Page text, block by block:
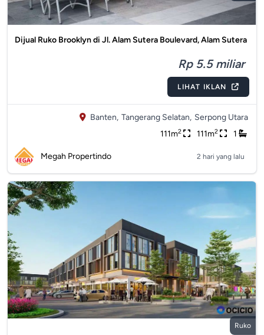
Dijual Ruko Brooklyn di Jl. Alam Sutera Boulevard, Alam Sutera
Rp 5.5 miliar
LIHAT IKLAN
Banten, Tangerang Selatan, Serpong Utara
111m2 111m2 1
Megah Propertindo 2 hari yang lalu
Ruko